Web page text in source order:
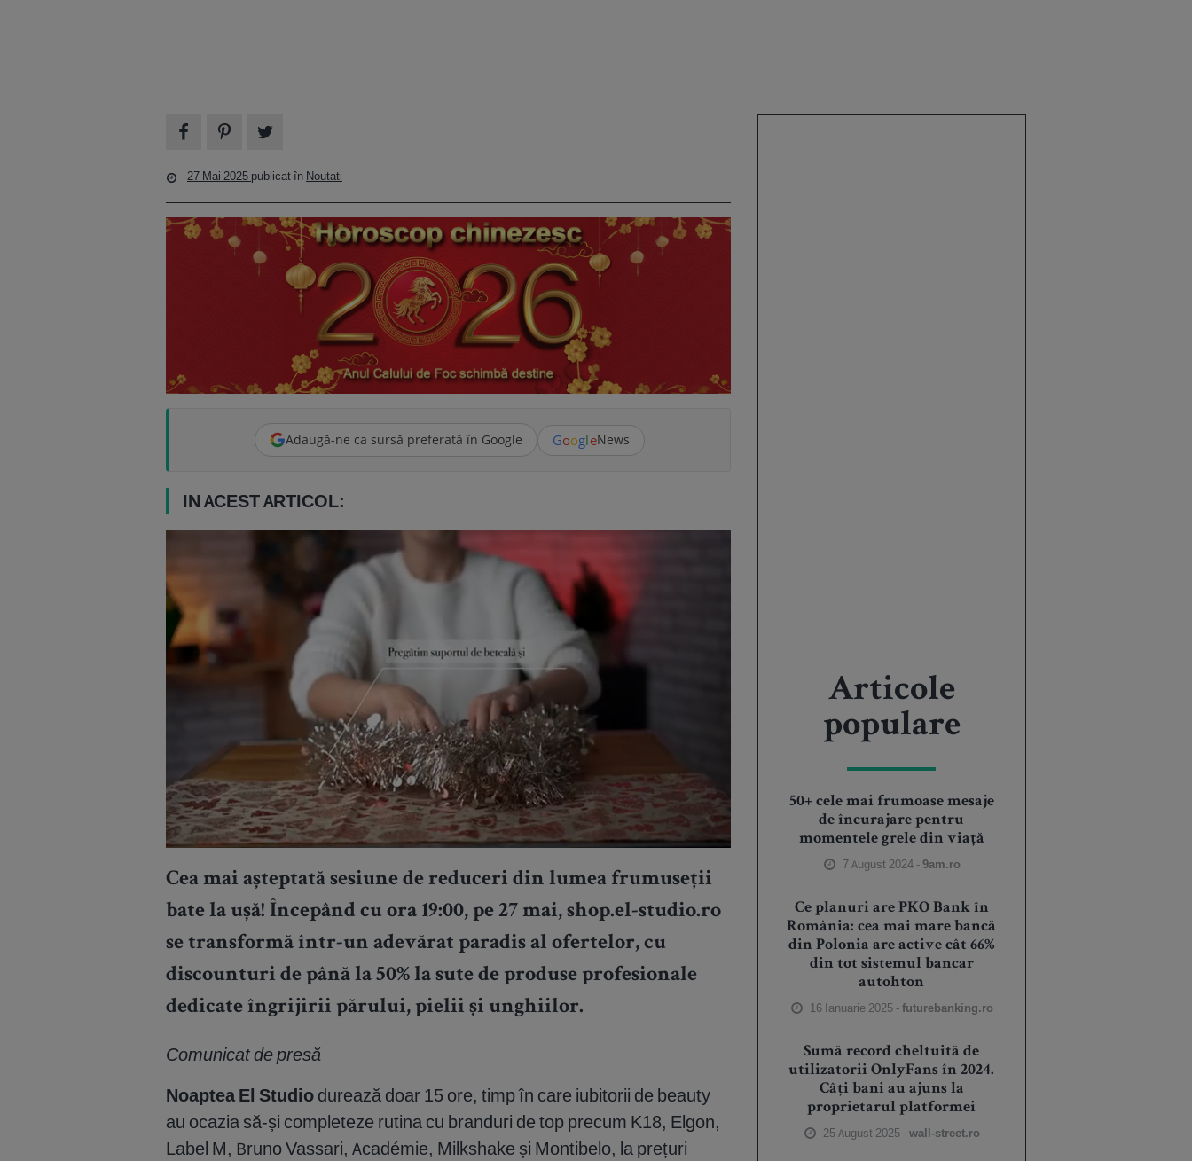
27 Mai 2025 publicat în Noutati
Adaugă-ne ca sursă preferată în Google GoogleNews
IN ACEST ARTICOL:
Cea mai așteptată sesiune de reduceri din lumea frumuseții
bate la ușă! Începând cu ora 19:00, pe 27 mai, shop.el-studio.ro
se transformă într-un adevărat paradis al ofertelor, cu
discounturi de până la 50% la sute de produse profesionale
dedicate îngrijirii părului, pielii și unghiilor.
Comunicat de presă
Noaptea El Studio durează doar 15 ore, timp în care iubitorii de beauty
au ocazia să-și completeze rutina cu branduri de top precum K18, Elgon,
Label M, Bruno Vassari, Académie, Milkshake și Montibelo, la prețuri
Articole
populare
50+ cele mai frumoase mesaje
de încurajare pentru
momentele grele din viață
7 August 2024 -9am.ro
Ce planuri are PKO Bank în
România: cea mai mare bancă
din Polonia are active cât 66%
din tot sistemul bancar
autohton
16 Ianuarie 2025 -futurebanking.ro
Sumă record cheltuită de
utilizatorii OnlyFans în 2024.
Câți bani au ajuns la
proprietarul platformei
25 August 2025 -wall-street.ro